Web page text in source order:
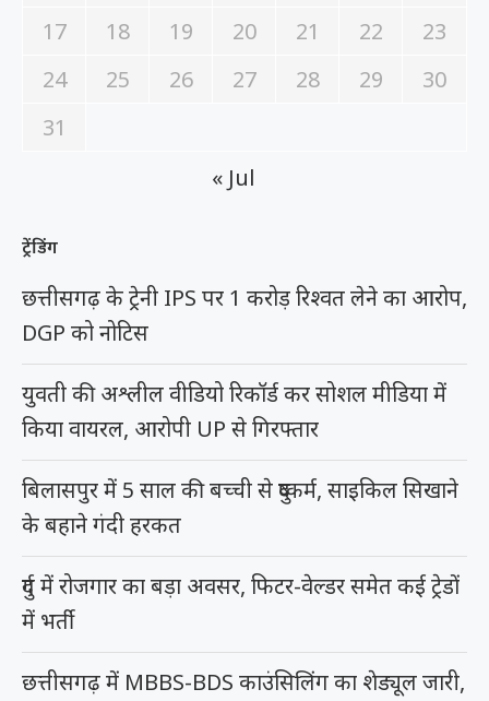
17
18 19 20 21 22
23
24
25 26 27 28 29
30
31
« Jul
ट्रेंडिंग
छत्तीसगढ़ के ट्रेनी IPS पर 1 करोड़ रिश्वत लेने का आरोप,
DGP को नोटिस
युवती की अश्लील वीडियो रिकॉर्ड कर सोशल मीडिया में
किया वायरल, आरोपी UP से गिरफ्तार
बिलासपुर में 5 साल की बच्ची से दुष्कर्म, साइकिल सिखाने
के बहाने गंदी हरकत
दुर्ग में रोजगार का बड़ा अवसर, फिटर-वेल्डर समेत कई ट्रेडों
में भर्ती
छत्तीसगढ़ में MBBS-BDS काउंसिलिंग का शेड्यूल जारी,